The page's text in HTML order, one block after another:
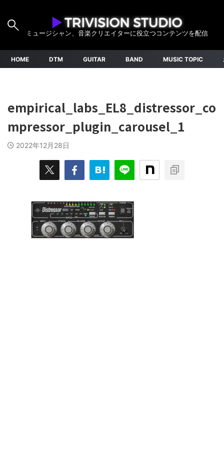
ミュージシャン、音楽クリエイターに役立つコンテンツを配信
HOME DTM GUITAR BAND MUSIC TOPIC
empirical_labs_EL8_distressor_co
mpressor_plugin_carousel_1
2022年12月28日